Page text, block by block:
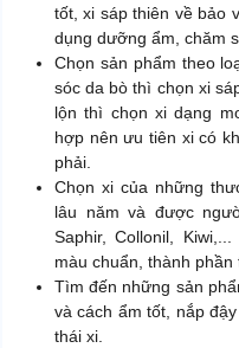
tốt, xi sáp thiên về bảo
dụng dưỡng ẩm, chăm
Chọn sản phẩm theo
sóc da bò thì chọn xi
lộn thì chọn xi dạng
hợp nên ưu tiên xi có
phải.
Chọn xi của những
lâu năm và được
Saphir, Collonil,
màu chuẩn, thành phần
Tìm đến những sản
và cách ẩm tốt, nắp
thái xi.